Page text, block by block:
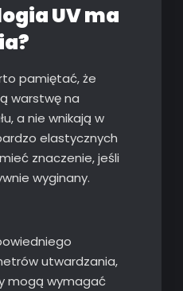
UV ma
pamiętać, że
warstwę na
a nie wnikają w
elastycznych
znaczenie, jeśli
wyginany.
utwardzania,
mogą wymagać